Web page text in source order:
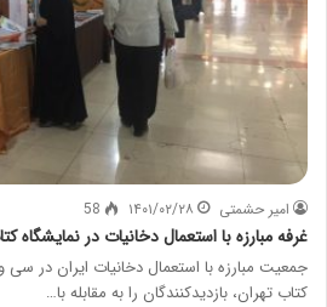
امیر حشمتی ۱۴۰۱/۰۲/۲۸ 58
غرفه مبارزه با استعمال دخانیات در نمایشگاه
جمعیت مبارزه با استعمال دخانیات ایران در سی
كتاب تهران، بازدیدكنندگان را به مقابله با…